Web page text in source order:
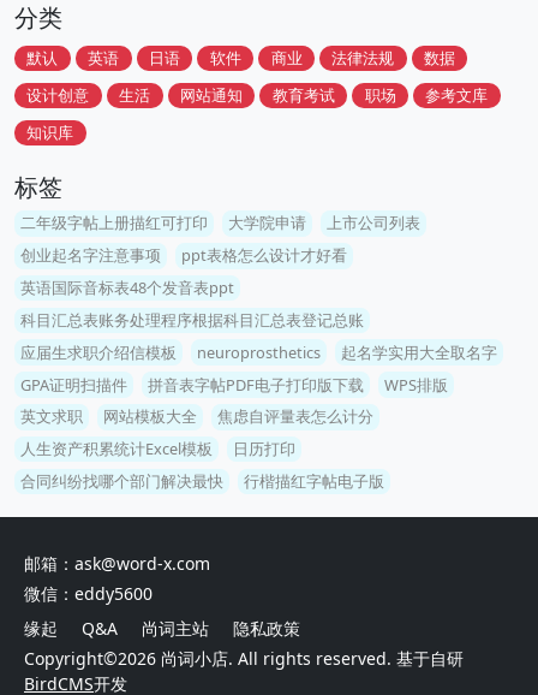
分类
默认 英语 日语 软件 商业 法律法规
数据
设计创意
生活 网站通知 教育考试 职场
参考文库
知识库
标签
二年级字帖上册描红可打印 大学院申请
上市公司列表
创业起名字注意事项
ppt表格怎么设计才好看
英语国际音标表48个发音表ppt
科目汇总表账务处理程序根据科目汇总表登记总账
应届生求职介绍信模板
neuroprosthetics
起名学实用大全取名字
GPA证明扫描件
拼音表字帖PDF电子打印版下载
WPS排版
英文求职
网站模板大全
焦虑自评量表怎么计分
人生资产积累统计Excel模板
日历打印
合同纠纷找哪个部门解决最快
行楷描红字帖电子版
邮箱：ask@word-x.com
微信：eddy5600
缘起
Q&A 尚词主站
隐私政策
Copyright©2026 尚词小店. All rights reserved. 基于自研
BirdCMS开发